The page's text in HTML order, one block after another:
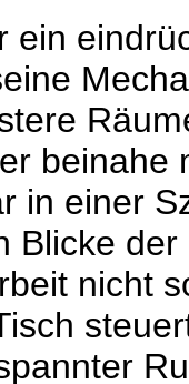
ein
beinahe
in einer
Blicke
nicht